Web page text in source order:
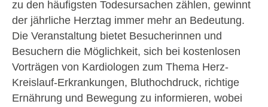
zu den häufigsten Todesursachen zählen, gewinnt
der jährliche Herztag immer mehr an Bedeutung.
Die Veranstaltung bietet Besucherinnen und
Besuchern die Möglichkeit, sich bei kostenlosen
Vorträgen von Kardiologen zum Thema Herz-
Kreislauf-Erkrankungen, Bluthochdruck, richtige
Ernährung und Bewegung zu informieren, wobei